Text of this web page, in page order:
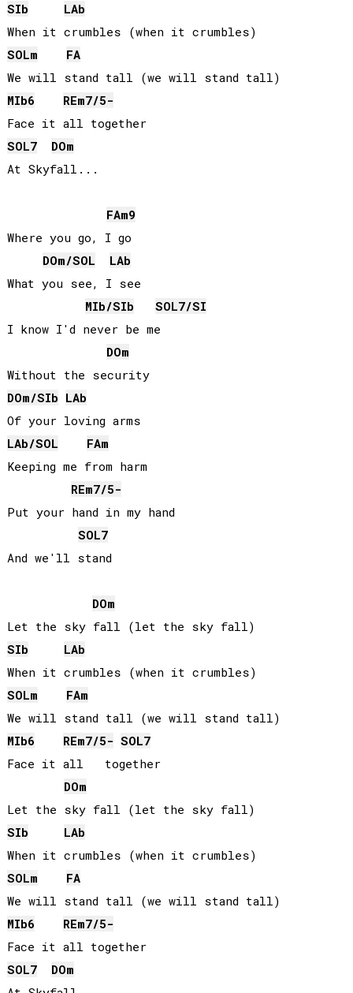
SIb
LAb
SOLm
FA
MIb6 REm7/5-
Face it all together
SOL7 DOm
At Skyfall...
FAm9
Where you go, I go
DOm/SOL
LAb
What you see, I see
MIb/SIb SOL7/SI
I know I'd never be me
DOm
Without the security
DOm/SIb LAb
LAb/SOL FAm
Keeping me from harm
REm7/5-
Put your hand in my hand
SOL7
And we'll stand
DOm
SIb
LAb
SOLm FAm
MIb6 REm7/5- SOL7
Face it all   together
DOm
SIb
LAb
SOLm
FA
MIb6 REm7/5-
Face it all together
SOL7 DOm